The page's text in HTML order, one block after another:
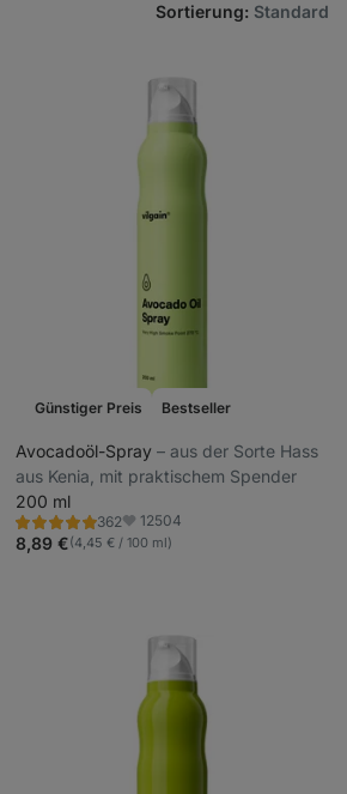
Sortierung: Standard
Günstiger Preis Bestseller
Avocadoöl-Spray ⁠–⁠ aus der Sorte Hass
aus Kenia, mit praktischem Spender
200 ml
362
Bewertung
4.9/5,
362
Favoriten
12504
8,89 €(4,45 € / 100 ml)